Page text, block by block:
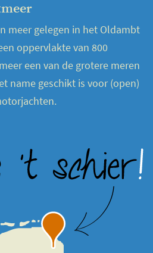
meer gelegen in het Oldambt
oppervlakte van 800
een van de grotere meren
name geschikt is voor (open)